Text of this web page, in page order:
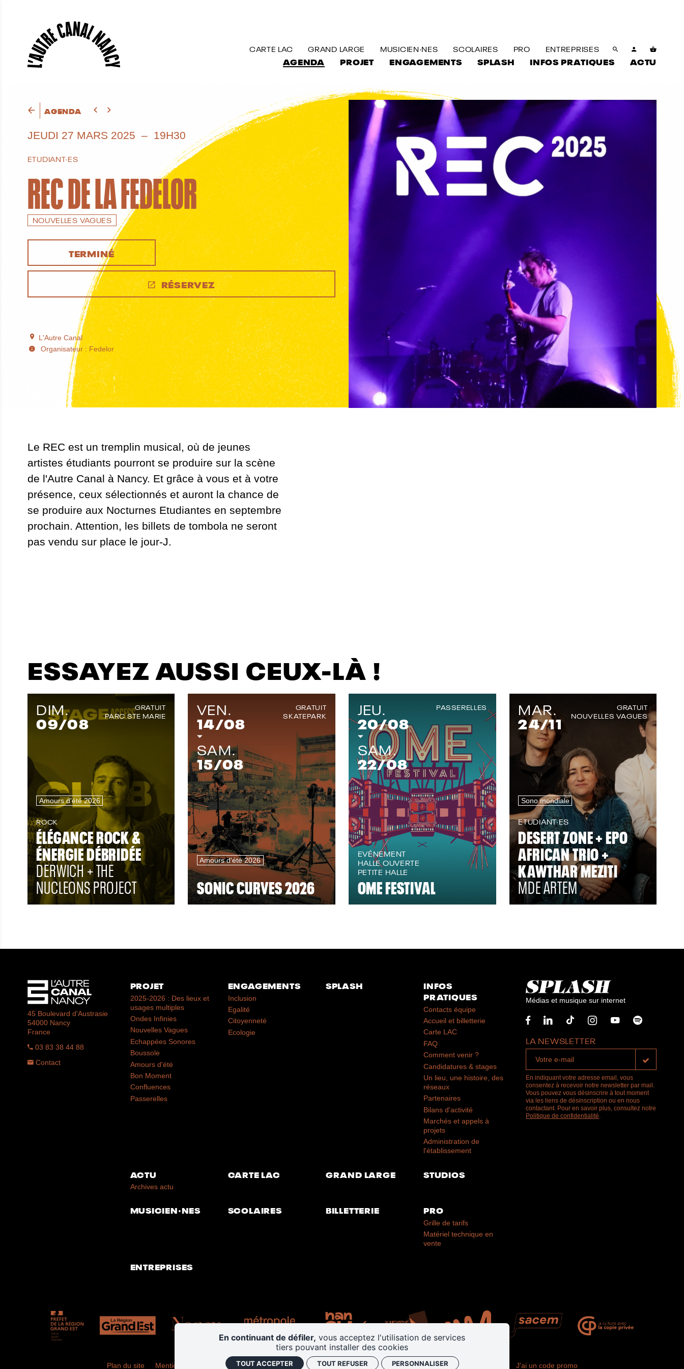
CARTE LAC GRAND LARGE MUSICIEN·NES SCOLAIRES PRO ENTREPRISES
AGENDA PROJET ENGAGEMENTS SPLASH INFOS PRATIQUES ACTU
AGENDA
JEUDI 27 MARS 2025 19H30
ETUDIANT·ES
REC DE LA FEDELOR
NOUVELLES VAGUES
TERMINÉ
RÉSERVEZ
L'Autre Canal
Organisateur : Fedelor
Le REC est un tremplin musical, où de jeunes
artistes étudiants pourront se produire sur la scène
de l'Autre Canal à Nancy. Et grâce à vous et à votre
présence, ceux sélectionnés et auront la chance de
se produire aux Nocturnes Etudiantes en septembre
prochain. Attention, les billets de tombola ne seront
pas vendu sur place le jour-J.
ESSAYEZ AUSSI CEUX-LÀ !
DIM.
09/08
GRATUIT
PARC STE MARIE
Amours d'été 2026
ROCK
ÉLÉGANCE ROCK &
ÉNERGIE DÉBRIDÉE
DERWICH + THE
NUCLEONS PROJECT
VEN.
14/08
SAM.
15/08
GRATUIT
SKATEPARK
Amours d'été 2026
SONIC CURVES 2026
JEU.
20/08
SAM.
22/08
PASSERELLES
EVÉNEMENT
HALLE OUVERTE
PETITE HALLE
OME FESTIVAL
MAR.
24/11
GRATUIT
NOUVELLES VAGUES
Sono mondiale
ETUDIANT·ES
DESERT ZONE + EPO
AFRICAN TRIO +
KAWTHAR MEZITI
MDE ARTEM
45 Boulevard d'Austrasie
54000 Nancy
France
03 83 38 44 88
Contact
PROJET
2025-2026 : Des lieux et
usages multiples
Ondes Infinies
Nouvelles Vagues
Echappées Sonores
Boussole
Amours d'été
Bon Moment
Confluences
Passerelles
ENGAGEMENTS
Inclusion
Egalité
Citoyenneté
Ecologie
SPLASH
INFOS
PRATIQUES
Contacts équipe
Accueil et billetterie
Carte LAC
FAQ
Comment venir ?
Candidatures & stages
Un lieu, une histoire, des
réseaux
Partenaires
Bilans d'activité
Marchés et appels à
projets
Administration de
l'établissement
ACTU
Archives actu
CARTE LAC GRAND LARGE STUDIOS
MUSICIEN·NES SCOLAIRES BILLETTERIE PRO
Grille de tarifs
Matériel technique en
vente
ENTREPRISES
Médias et musique sur internet
LA NEWSLETTER
En indiquant votre adresse email, vous
consentez à recevoir notre newsletter par mail.
Vous pouvez vous désinscrire à tout moment
via les liens de désinscription ou en nous
contactant. Pour en savoir plus, consultez notre
Politique de confidentialité
Plan du site Mentions légales Politique de confidentialité Gestion des cookies CGV Retrouver vos commandes J'ai un code promo
En continuant de défiler, vous acceptez l'utilisation de services
tiers pouvant installer des cookies
TOUT ACCEPTER TOUT REFUSER PERSONNALISER